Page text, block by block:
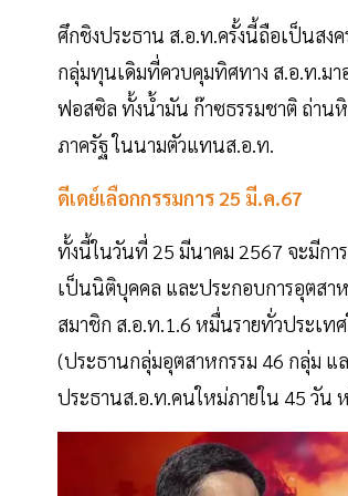
ศึกชิงประธาน ส.อ.ท.ครั้งนี้ถือเป็นสง
กลุ่มทุนเดิมที่ควบคุมทิศทาง ส.อ.ท.ม
ฟอสซิล ทั้งนํ้ามัน ก๊าซธรรมชาติ ถ่านหิ
ภาครัฐ ในนามตัวแทนส.อ.ท.
ดีเดย์เลือกกรรมการ 25 มี.ค.67
ทั้งนี้ในวันที่ 25 มีนาคม 2567 จะมีกา
เป็นนิติบุคคล และประกอบการอุตสาห
สมาชิก ส.อ.ท.1.6 หมื่นรายทั่วประเท
(ประธานกลุ่มอุตสาหกรรม 46 กลุ่ม แ
ประธานส.อ.ท.คนใหม่ภายใน 45 วัน